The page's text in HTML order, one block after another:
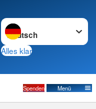
Sprache wechseln zu
Alles klar
Spenden Menü